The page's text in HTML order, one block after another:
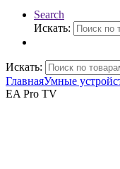
Search
Искать:
Искать:
ГлавнаяУмные
EA Pro TV